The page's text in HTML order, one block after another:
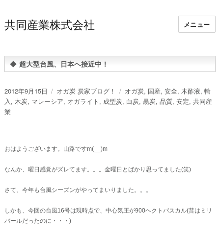
共同産業株式会社 メニュー
◆ 超大型台風、日本へ接近中！
投
稿
日:
2012年9月15日
カ
テ
オガ炭 炭家ブログ！
タ
グ
オガ炭, 国産, 安全, 木酢液, 輸
入 , 木炭, マレーシア, オガライト , 成型炭, 白炭, 黒炭, 品質, 安定, 共同産
業
おはようございます。山路ですm(__)m
なんか、曜日感覚がズレてます。。。金曜日とばかり思ってました(笑)
さて、今年も台風シーズンがやってまいりました。。。
しかも、今回の台風16号は現時点で、中心気圧が900ヘクトパスカル(昔はミリ
バールだったのに・・・)